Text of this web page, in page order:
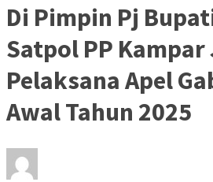
Di Pimpin Pj
Satpol PP Kampar
Pelaksana Apel
Awal Tahun 2025